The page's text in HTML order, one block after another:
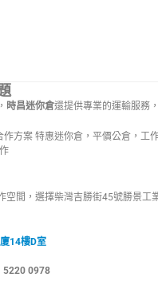
時昌迷你倉還提供專業的運輸服務
方案 特惠迷你倉，平價公倉，工
空間，選擇柴灣吉勝街45號勝景工
14樓D室
：
5220 0978